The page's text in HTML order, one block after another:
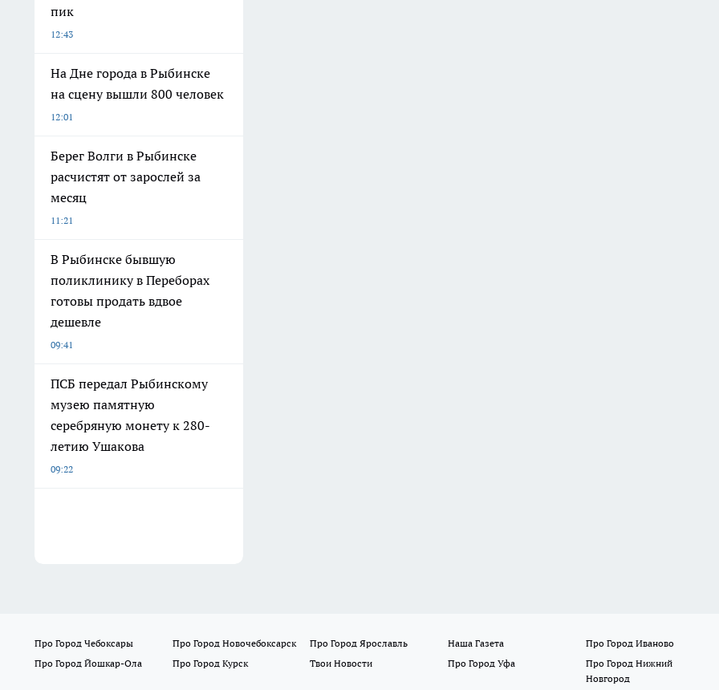
пик
12:43
На Дне города в Рыбинске
на сцену вышли 800 человек
12:01
Берег Волги в Рыбинске
расчистят от зарослей за
месяц
11:21
В Рыбинске бывшую
поликлинику в Переборах
готовы продать вдвое
дешевле
09:41
ПСБ передал Рыбинскому
музею памятную
серебряную монету к 280-
летию Ушакова
09:22
Про Город Чебоксары Про Город Новочебоксарск Про Город Ярославль Наша Газета
Про Город Иваново
Про Город Йошкар-Ола
Про Город Курск Твои Новости Про Город Уфа
Про Город Нижний
Новгород